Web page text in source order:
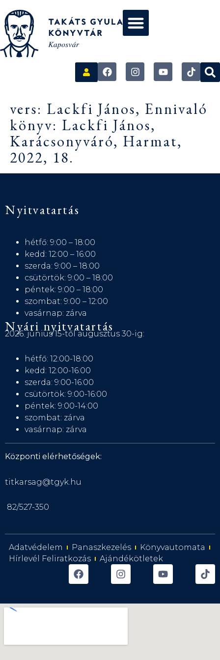
vers: Lackfi János, Ennivaló
könyv: Lackfi János,
Karácsonyváró, Harmat,
2022, 18.
Nyitvatartás
hétfő: 9:00 – 18:00
kedd: 12:00 – 16:00
szerda: 9:00 – 18:00
csütörtök: 9:00 – 18:00
péntek: 9:00 – 18:00
szombat: 9:00 – 12:00
vasárnap: zárva
Nyári nyitvatartás
2026. június 15-től augusztus 30-ig:
hétfő: 12:00-18:00
kedd: 12:00-16:00
szerda: 9:00-16:00
csütörtök: 9:00-16:00
péntek: 9:00-14:00
szombat: zárva
vasárnap: zárva
Központi elérhetőségek:
titkarsag@tgyk.hu
82/527-350
Adatvédelem Panaszkezelés
Könyvautomata
Hírlevél Feliratkozás
Ajándékötletek